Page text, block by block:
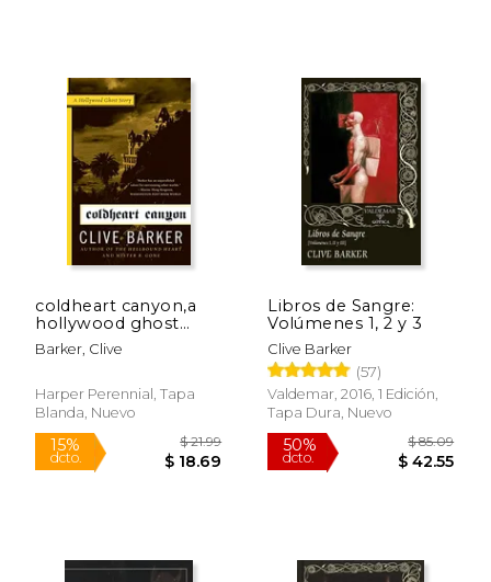
50%
dcto.
15%
dcto.
coldheart canyon,a
hollywood ghost
story (en Inglés)
Barker, Clive
Harper Perennial, Tapa
Blanda, Nuevo
Libros de Sangre:
Volúmenes 1, 2 y 3
Clive Barker
(57)
Valdemar, 2016, 1 Edición,
Tapa Dura, Nuevo